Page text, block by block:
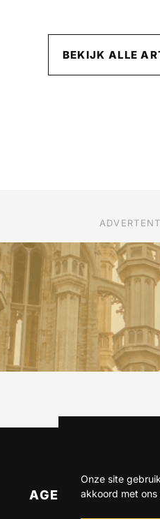
Onze site
akkoord met
BEKIJK ALLE
AGENDA